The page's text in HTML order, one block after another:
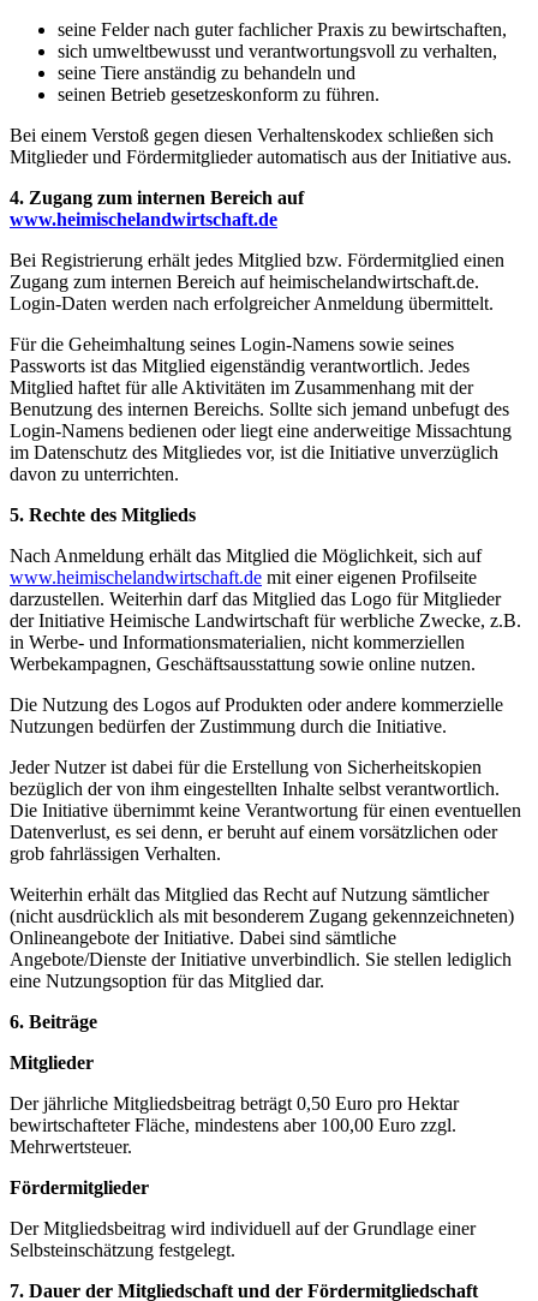
seine Felder nach guter fachlicher Praxis zu bewirtschaften,
sich umweltbewusst und verantwortungsvoll zu verhalten,
seine Tiere anständig zu behandeln und
seinen Betrieb gesetzeskonform zu führen.
Bei einem Verstoß gegen diesen Verhaltenskodex schließen sich
Mitglieder und Fördermitglieder automatisch aus der Initiative aus.
4. Zugang zum internen Bereich auf
www.heimischelandwirtschaft.de
Bei Registrierung erhält jedes Mitglied bzw. Fördermitglied einen
Zugang zum internen Bereich auf heimischelandwirtschaft.de.
Login-Daten werden nach erfolgreicher Anmeldung übermittelt.
Für die Geheimhaltung seines Login-Namens sowie seines
Passworts ist das Mitglied eigenständig verantwortlich. Jedes
Mitglied haftet für alle Aktivitäten im Zusammenhang mit der
Benutzung des internen Bereichs. Sollte sich jemand unbefugt des
Login-Namens bedienen oder liegt eine anderweitige Missachtung
im Datenschutz des Mitgliedes vor, ist die Initiative unverzüglich
davon zu unterrichten.
5. Rechte des Mitglieds
Nach Anmeldung erhält das Mitglied die Möglichkeit, sich auf
www.heimischelandwirtschaft.de mit einer eigenen Profilseite
darzustellen. Weiterhin darf das Mitglied das Logo für Mitglieder
der Initiative Heimische Landwirtschaft für werbliche Zwecke, z.B.
in Werbe- und Informationsmaterialien, nicht kommerziellen
Werbekampagnen, Geschäftsausstattung sowie online nutzen.
Die Nutzung des Logos auf Produkten oder andere kommerzielle
Nutzungen bedürfen der Zustimmung durch die Initiative.
Jeder Nutzer ist dabei für die Erstellung von Sicherheitskopien
bezüglich der von ihm eingestellten Inhalte selbst verantwortlich.
Die Initiative übernimmt keine Verantwortung für einen eventuellen
Datenverlust, es sei denn, er beruht auf einem vorsätzlichen oder
grob fahrlässigen Verhalten.
Weiterhin erhält das Mitglied das Recht auf Nutzung sämtlicher
(nicht ausdrücklich als mit besonderem Zugang gekennzeichneten)
Onlineangebote der Initiative. Dabei sind sämtliche
Angebote/Dienste der Initiative unverbindlich. Sie stellen lediglich
eine Nutzungsoption für das Mitglied dar.
6. Beiträge
Mitglieder
Der jährliche Mitgliedsbeitrag beträgt 0,50 Euro pro Hektar
bewirtschafteter Fläche, mindestens aber 100,00 Euro zzgl.
Mehrwertsteuer.
Fördermitglieder
Der Mitgliedsbeitrag wird individuell auf der Grundlage einer
Selbsteinschätzung festgelegt.
7. Dauer der Mitgliedschaft und der Fördermitgliedschaft